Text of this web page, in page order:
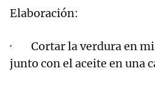
Elaboración:
· Cortar la verdura en
junto con el aceite en una